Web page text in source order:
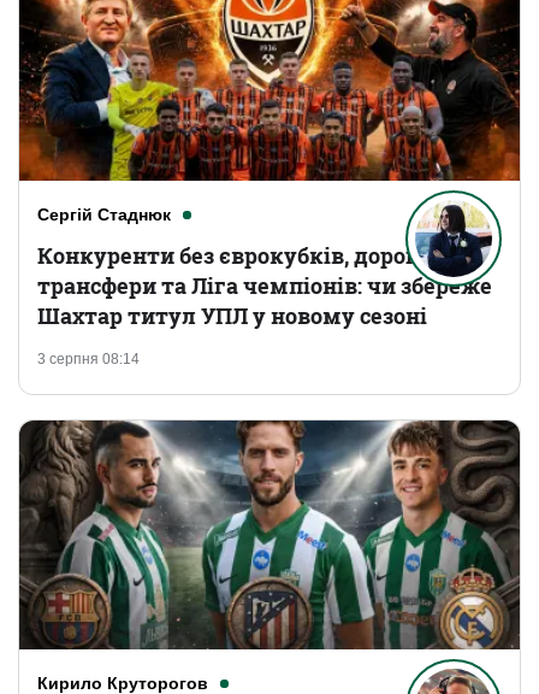
Сергій Стаднюк
3 серпня 08:14
Конкуренти без єврокубків, дорогі
трансфери та Ліга чемпіонів: чи збереже
Шахтар титул УПЛ у новому сезоні
Кирило Круторогов